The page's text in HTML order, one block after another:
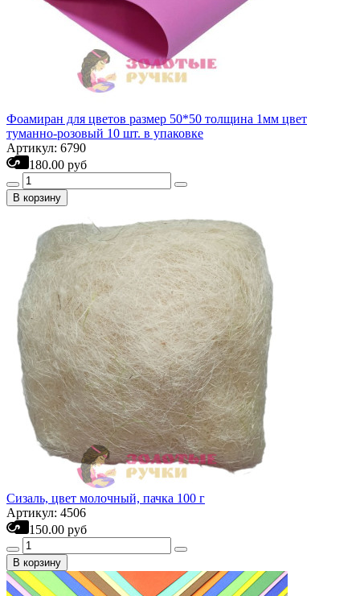
Фоамиран для цветов размер 50*50 толщина 1мм цвет
туманно-розовый 10 шт. в упаковке
Артикул: 6790
180.00 руб
В корзину
Сизаль, цвет молочный, пачка 100 г
Артикул: 4506
150.00 руб
В корзину